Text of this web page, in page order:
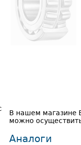
В нашем магазине
можно
Аналоги